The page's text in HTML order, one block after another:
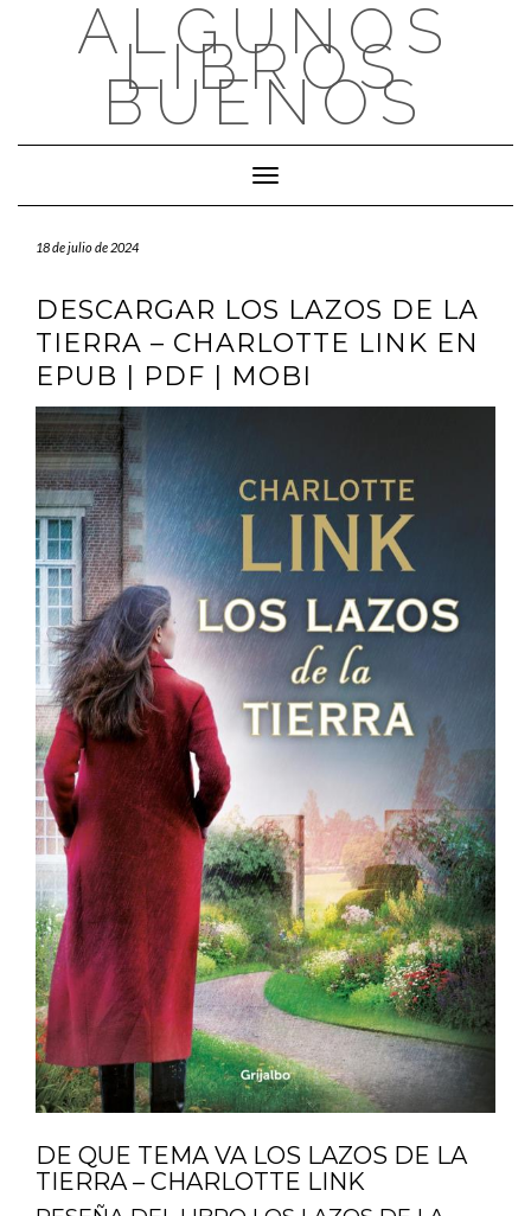
ALGUNOS
LIBROS
BUENOS
Cambiar modo de navegación
18 de julio de 2024
DESCARGAR LOS LAZOS DE LA
TIERRA – CHARLOTTE LINK EN
EPUB | PDF | MOBI
DE QUE TEMA VA LOS LAZOS DE LA
TIERRA – CHARLOTTE LINK